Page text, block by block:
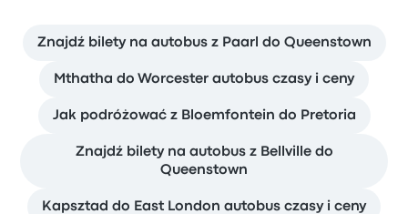
Znajdź bilety na autobus z Paarl do Queenstown
Mthatha do Worcester autobus czasy i ceny
Jak podróżować z Bloemfontein do Pretoria
Znajdź bilety na autobus z Bellville do
Queenstown
Kapsztad do East London autobus czasy i ceny